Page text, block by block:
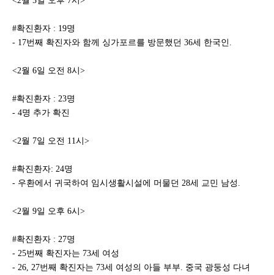
#확진환자 : 19명
- 17번째 확진자와 함께 싱가포르를 방문했던 36세 한국인.
<2월 6일 오전 8시>
#확진환자 : 23명
- 4명 추가 확진
<2월 7일 오전 11시>
#확진환자: 24명
- 우환에서 귀국하여 임시생활시설에 머물던 28세 교민 남성.
<2월 9일 오후 6시>
#확진환자 : 27명
- 25번째 확진자는 73세 여성
- 26, 27번째 확진자는 73세 여성의 아들 부부. 중국 광둥성 다녀